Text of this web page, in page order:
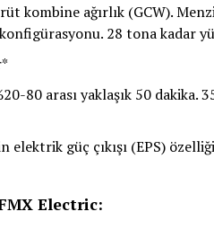
kombine ağırlık (GCW).
28 tona kadar
80 arası yaklaşık 50 dakika.
elektrik güç çıkışı (EPS)
Electric: